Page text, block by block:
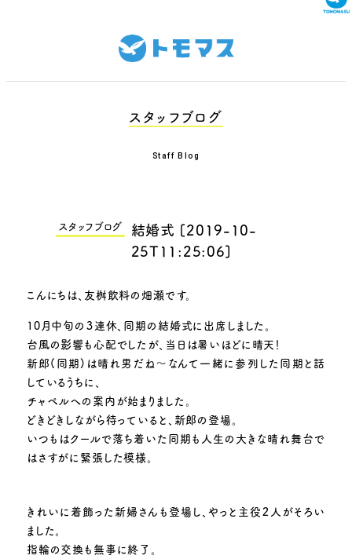
スタッフブログ
Staff Blog
スタッフブログ 結婚式 [2019-10-
25T11:25:06]
こんにちは、友桝飲料の畑瀬です。
10月中旬の３連休、同期の結婚式に出席しました。
台風の影響も心配でしたが、当日は暑いほどに晴天！
新郎(同期)は晴れ男だね～なんて一緒に参列した同期と話
しているうちに、
チャペルへの案内が始まりました。
どきどきしながら待っていると、新郎の登場。
いつもはクールで落ち着いた同期も人生の大きな晴れ舞台で
はさすがに緊張した模様。
きれいに着飾った新婦さんも登場し、やっと主役２人がそろい
ました。
指輪の交換も無事に終了。